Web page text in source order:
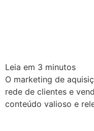
Leia em 3 minutos
O marketing de
rede de clientes e
conteúdo valioso e